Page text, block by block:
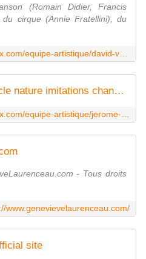
(Romain Didier, Francis
cirque (Annie Fratellini), du
Pierre Hamon - Spectacle nature imitations chants d'oiseaux
- Tous droits
www.genevievelaurenceau.com/
site